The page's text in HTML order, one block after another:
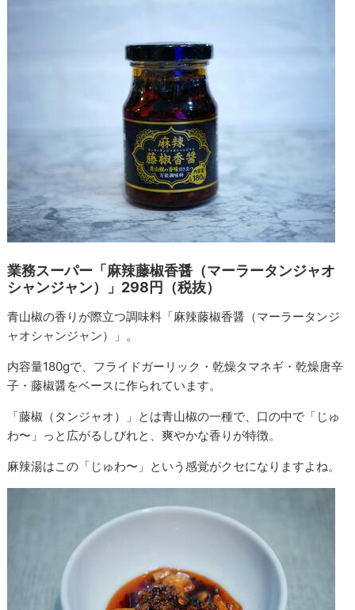
業務スーパー「麻辣藤椒香醤（マーラータンジャオ
シャンジャン）」298円（税抜）
青山椒の香りが際立つ調味料「麻辣藤椒香醤（マーラータンジ
ャオシャンジャン）」。
内容量180gで、フライドガーリック・乾燥タマネギ・乾燥唐辛
子・藤椒醤をベースに作られています。
「藤椒（タンジャオ）」とは青山椒の一種で、口の中で「じゅ
わ〜」っと広がるしびれと、爽やかな香りが特徴。
麻辣湯はこの「じゅわ〜」という感覚がクセになりますよね。